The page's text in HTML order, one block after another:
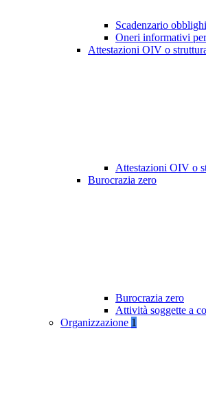
Scadenzario
Oneri informativi
Attestazioni OIV o
Attestazioni OIV o
Burocrazia zero
Burocrazia zero
Attività soggette a
Organizzazione 1